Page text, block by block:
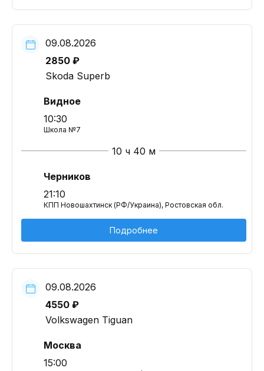
09.08.2026
2850 ₽
Skoda Superb
Видное
10:30
Школа №7
10 ч 40 м
Черников
21:10
КПП Новошахтинск (РФ/Украина), Ростовская обл.
Подробнее
09.08.2026
4550 ₽
Volkswagen Tiguan
Москва
15:00